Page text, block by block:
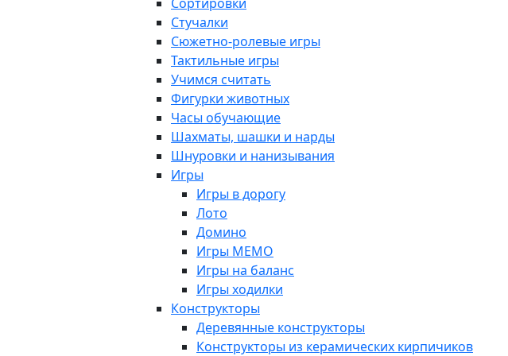
Стучалки
Сюжетно-ролевые игры
Тактильные игры
Учимся считать
Фигурки животных
Часы обучающие
Шахматы, шашки и нарды
Шнуровки и нанизывания
Игры
Игры в дорогу
Лото
Домино
Игры МЕМО
Игры на баланс
Игры ходилки
Конструкторы
Деревянные конструкторы
Конструкторы из керамических кирпичиков